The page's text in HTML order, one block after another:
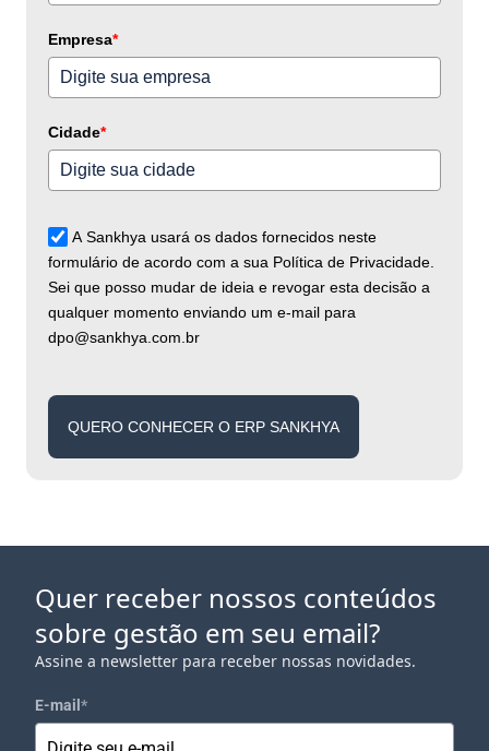
Empresa*
Cidade*
A Sankhya usará os dados fornecidos neste
formulário de acordo com a sua Política de Privacidade.
Sei que posso mudar de ideia e revogar esta decisão a
qualquer momento enviando um e-mail para
dpo@sankhya.com.br
QUERO CONHECER O ERP SANKHYA
Quer receber nossos conteúdos
sobre gestão em seu email?
Assine a newsletter para receber nossas novidades.
E-mail *